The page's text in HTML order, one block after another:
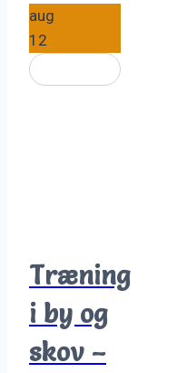
aug
12
Træning
i by og
skov –